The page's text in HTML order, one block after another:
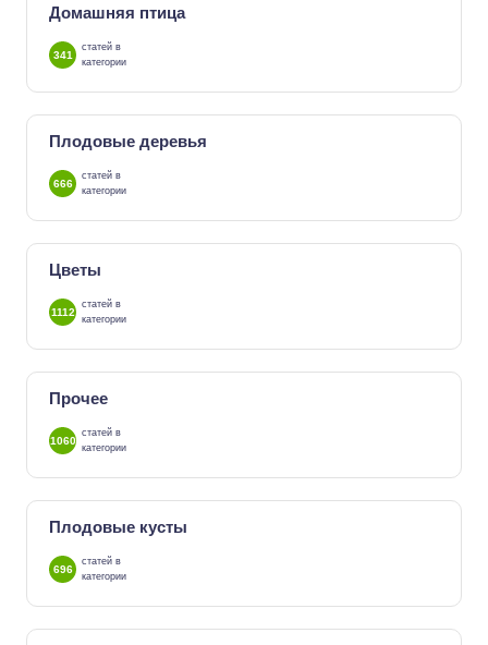
Домашняя птица
341
статей в
категории
Плодовые деревья
666
статей в
категории
Цветы
1112
статей в
категории
Прочее
1060
статей в
категории
Плодовые кусты
696
статей в
категории